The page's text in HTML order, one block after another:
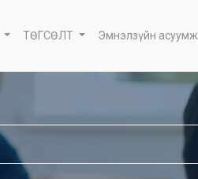
ТӨГСӨЛТ Эмнэлзүйн асуумж